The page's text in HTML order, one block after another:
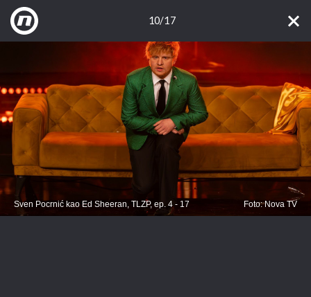
10/17
Sven Pocrnić kao Ed Sheeran, TLZP, ep. 4 - 17 Foto: Nova TV